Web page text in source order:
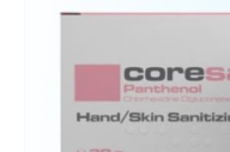
Лична хигиена
Медицински апрати